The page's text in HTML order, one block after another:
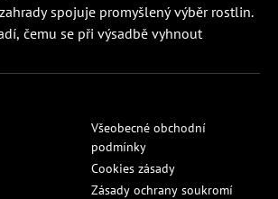
spojuje promyšlený výběr rostlin.
čemu se při výsadbě vyhnout
Všeobecné obchodní
podmínky
Cookies zásady
Zásady ochrany soukromí